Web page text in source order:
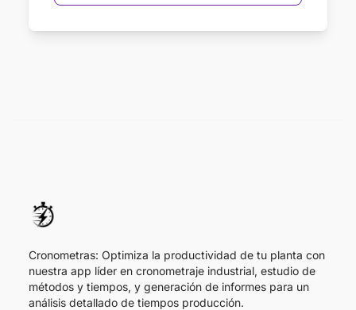
Cronometras: Optimiza la productividad de tu planta con
nuestra app líder en cronometraje industrial, estudio de
métodos y tiempos, y generación de informes para un
análisis detallado de tiempos producción.